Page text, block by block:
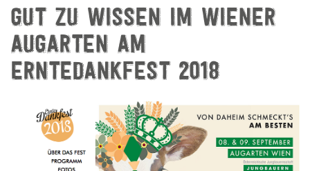
GUT ZU WISSEN IM WIENER
AUGARTEN AM
ERNTEDANKFEST 2018